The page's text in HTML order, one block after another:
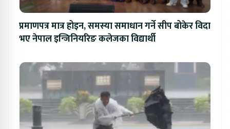
प्रमाणपत्र मात्र होइन, समस्या समाधान गर्ने सीप बोकेर विदा
भए नेपाल इन्जिनियरिङ कलेजका विद्यार्थी